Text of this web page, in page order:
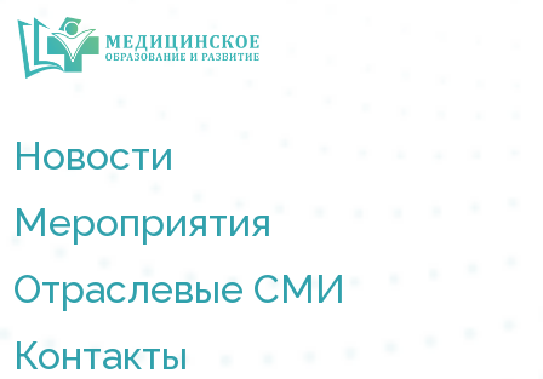
Новости
Мероприятия
Отраслевые СМИ
Контакты